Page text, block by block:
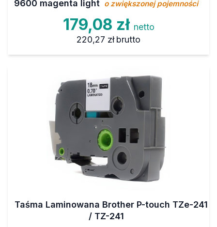
9600 magenta light o zwiększonej pojemności
179,08 zł netto
220,27 zł brutto
Taśma Laminowana Brother P-touch TZe-241
/ TZ-241